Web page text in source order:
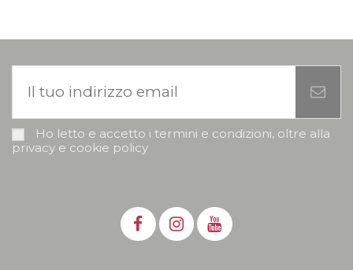
Ho letto e accetto i termini e condizioni, oltre alla
privacy e cookie policy